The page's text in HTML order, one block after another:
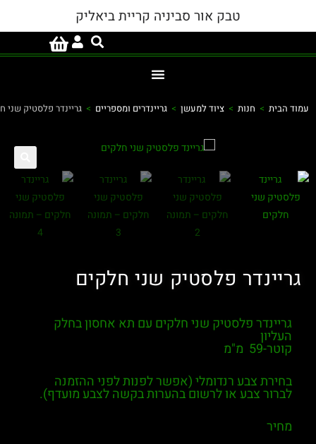
טבק אור סביניה קריית ביאליק
הבית > חנות > ציוד למעשן > גריינדרים ומספריים > גריינדר פלסטיק שני חלקים
פלסטיק שני חלקים
גריינדר פלסטיק שני חלקים עם תא אחסון בחלק
העליון
קוטר-59 מ"מ
בחירת צבע רנדומלי (אפשר לפנות לפני ההזמנה
לברור צבע או לרשום בהערות בקשה לצבע מועדף).
מחיר